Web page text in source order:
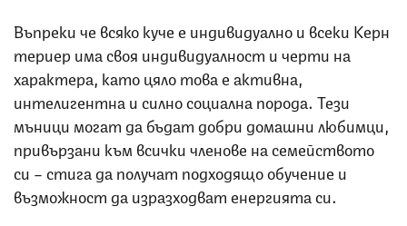
Въпреки че всяко куче е индивидуално и всеки Керн
териер има своя индивидуалност и черти на
характера, като цяло това е активна,
интелигентна и силно социална порода. Тези
мъници могат да бъдат добри домашни любимци,
привързани към всички членове на семейството
си – стига да получат подходящо обучение и
възможност да изразходват енергията си.